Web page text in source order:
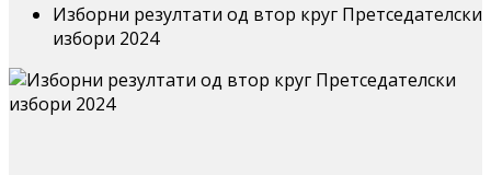
Изборни резултати од втор круг Претседателски
избори 2024